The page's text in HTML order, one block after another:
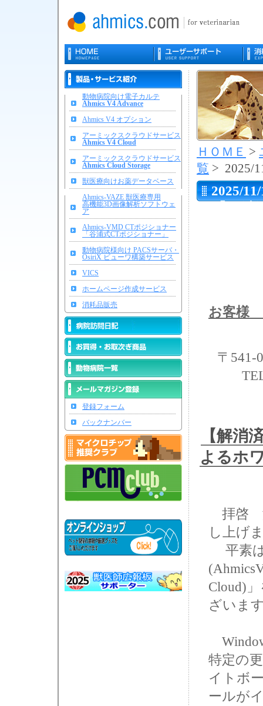
ＨＯＭＥ >
覧 > 2025/
2025/
お客様
〒541-
【解消
よるホ
拝啓
し上げ
平素は
Cloud)
ざいま
特定の
イトボ
ールが
動物病院向け電子カルテ
Ahmics V4 Advance
Ahmics V4 オプション
アーミックスクラウドサービス
Ahmics V4 Cloud
アーミックスクラウドサービス
Ahmics Cloud Storage
獣医療向けお薬データベース
Ahmics-VAZE 獣医療専用
高機能3D画像解析ソフトウェ
ア
Ahmics-VMD CTポジショナー
「谷浦式CTポジショナー」
動物病院様向け PACSサーバ・
OsiriX ビューワ構築サービス
VICS
ホームページ作成サービス
消耗品販売
登録フォーム
バックナンバー